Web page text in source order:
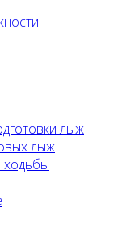
лыж
лыж
ходьбы